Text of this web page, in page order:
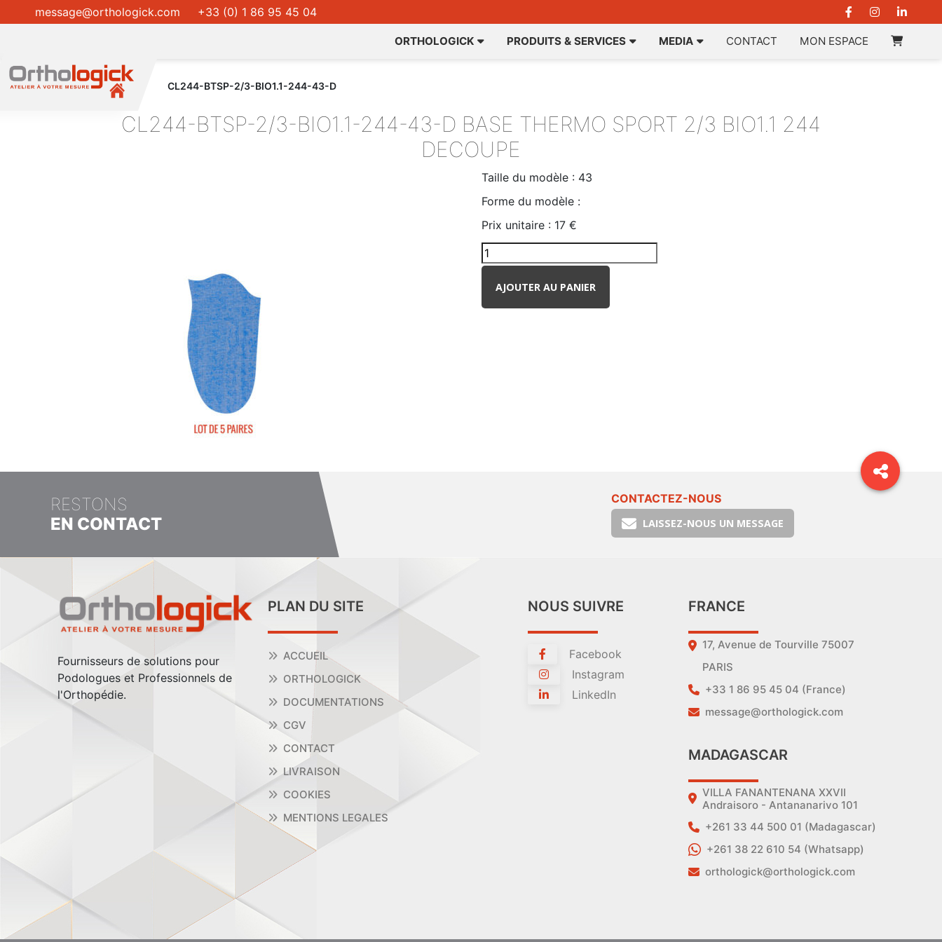
message@orthologick.com +33 (0) 1 86 95 45 04
ORTHOLOGICK PRODUITS & SERVICES MEDIA CONTACT MON ESPACE
CL244-BTSP-2/3-BIO1.1-244-43-D
CL244-BTSP-2/3-BIO1.1-244-43-D BASE THERMO SPORT 2/3 BIO1.1 244
DECOUPE
Taille du modèle : 43
Forme du modèle :
Prix unitaire : 17 €
AJOUTER AU PANIER
RESTONS
EN CONTACT
CONTACTEZ-NOUS
LAISSEZ-NOUS UN MESSAGE
Fournisseurs de solutions pour
Podologues et Professionnels de
l'Orthopédie.
PLAN DU SITE
ACCUEIL
ORTHOLOGICK
DOCUMENTATIONS
CGV
CONTACT
LIVRAISON
COOKIES
MENTIONS LEGALES
NOUS SUIVRE
Facebook
Instagram
LinkedIn
FRANCE
17, Avenue de Tourville 75007
PARIS
+33 1 86 95 45 04 (France)
message@orthologick.com
MADAGASCAR
VILLA FANANTENANA XXVII
Andraisoro - Antananarivo 101
+261 33 44 500 01 (Madagascar)
+261 38 22 610 54 (Whatsapp)
orthologick@orthologick.com